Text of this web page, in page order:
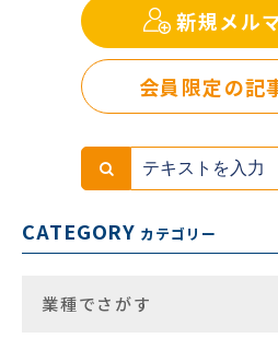
新規メル
会員限定の記
CATEGORY カテゴリー
業種でさがす